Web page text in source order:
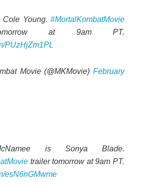
Young. #MortalKombatMovie
at 9am PT.
PUzHjZm1PL
Movie (@MKMovie) February
is Sonya Blade.
trailer tomorrow at 9am PT.
esN6nGMwme